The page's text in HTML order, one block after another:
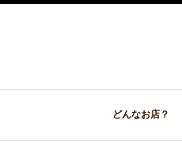
どんなお店？